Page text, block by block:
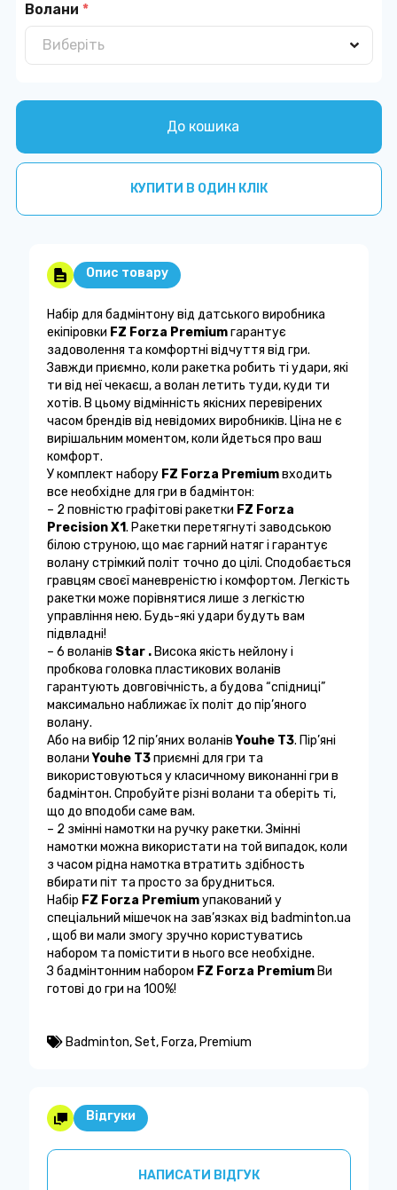
Волани *
До кошика
КУПИТИ В ОДИН КЛІК
Опис товару
Набір для бадмінтону від датського виробника
екіпіровки FZ Forza Premiumгарантує
задоволення та комфортні відчуття від гри.
Завжди приємно, коли ракетка робить ті удари, які
ти від неї чекаєш, а волан летить туди, куди ти
хотів. В цьому відмінність якісних перевірених
часом брендів від невідомих виробників. Ціна не є
вирішальним моментом, коли йдеться про ваш
комфорт.
У комплект набору FZ Forza Premiumвходить
все необхідне для гри в бадмінтон:
– 2 повністю графітові ракетки FZ Forza
Precision X1. Ракетки перетягнуті заводською
білою струною, що має гарний натяг і гарантує
волану стрімкий політ точно до цілі. Сподобається
гравцям своєї маневреністю і комфортом. Легкість
ракетки може порівнятися лише з легкістю
управління нею. Будь-які удари будуть вам
підвладні!
– 6 воланів Star . Висока якість нейлону і
пробкова головка пластикових воланів
гарантують довговічність, а будова “спідниці”
максимально наближає їх політ до пір’яного
волану.
Aбо на вибір 12 пір’яних воланівYouhe T3. Пір’яні
воланиYouhe T3приємні для гри та
використовуються у класичному виконанні гри в
бадмінтон. Спробуйте різні волани та оберіть ті,
що до вподоби саме вам.
– 2 змінні намотки на ручку ракетки. Змінні
намотки можна використати на той випадок, коли
з часом рідна намотка втратить здібность
вбирати піт та просто за брудниться.
Набір FZ Forza Premiumупакований у
спеціальний мішечок на зав’язках від badminton.ua
, щоб ви мали змогу зручно користуватись
набором та помістити в нього все необхідне.
З бадмінтонним набором FZ Forza PremiumВи
готові до гри на 100%!
Badminton,Set, Forza, Premium
Відгуки
НАПИСАТИ ВІДГУК